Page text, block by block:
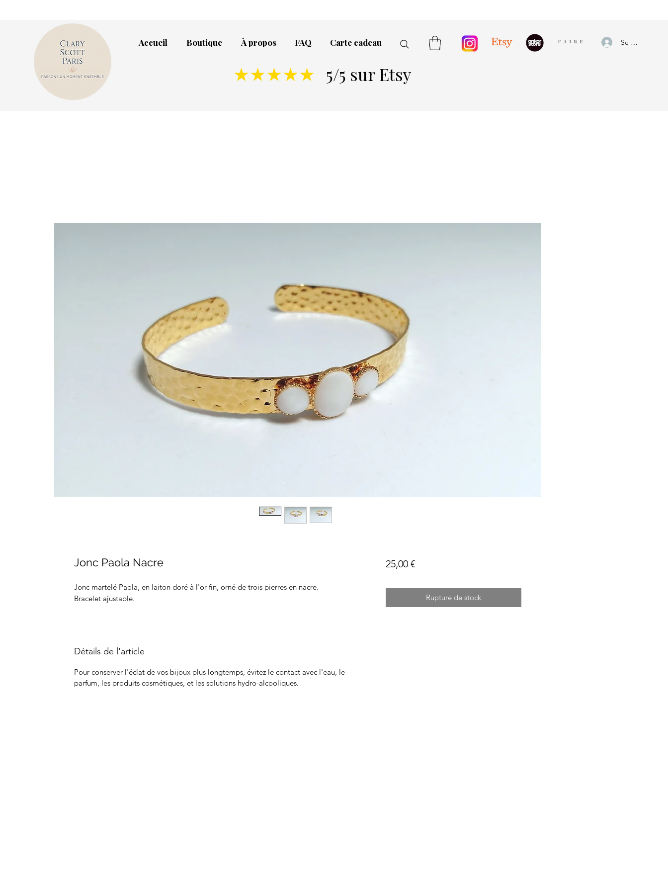
Accueil Boutique À propos FAQ Carte cadeau
★★★★★ 5/5 sur Etsy
Se connecter
Jonc Paola Nacre
Jonc martelé Paola, en laiton doré à l'or fin, orné de trois pierres en nacre.
Bracelet ajustable.
Détails de l'article
Pour conserver l'éclat de vos bijoux plus longtemps, évitez le contact avec l'eau, le
parfum, les produits cosmétiques, et les solutions hydro-alcooliques.
25,00 €Prix
Rupture de stock